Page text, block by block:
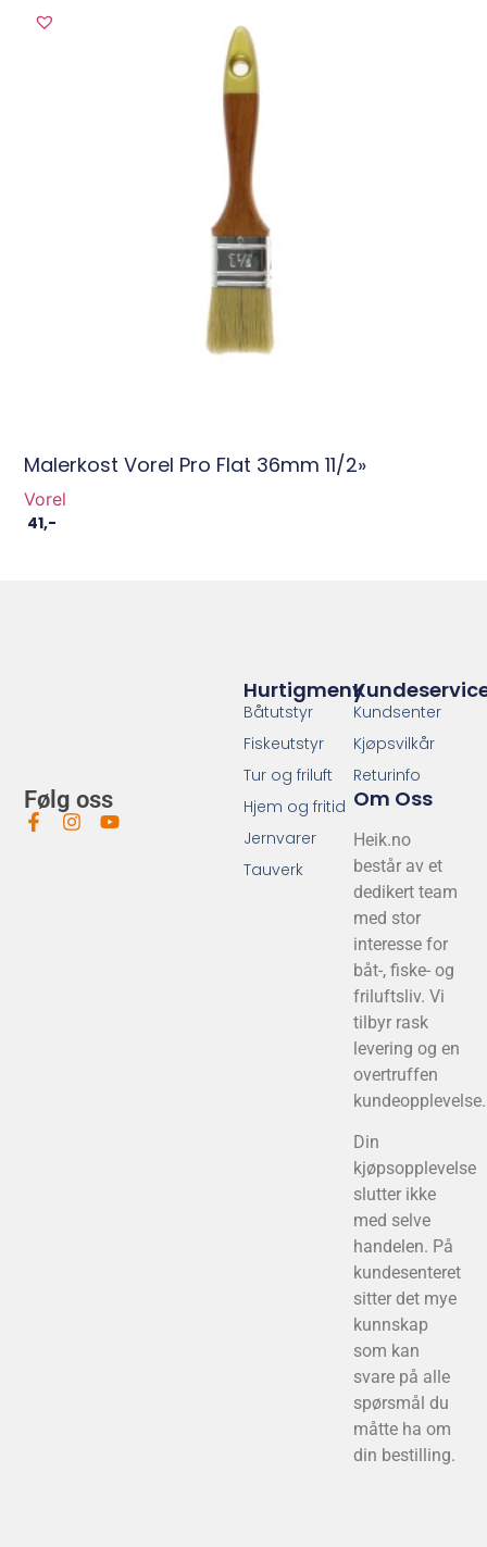
Malerkost Vorel Pro Flat 36mm 11/2»
Vorel
41,-
Følg oss
Kundsenter
Kjøpsvilkår
Returinfo
Om Oss
Heik.no
består av et
dedikert team
med stor
interesse for
båt-, fiske- og
friluftsliv. Vi
tilbyr rask
levering og en
overtruffen
kundeopplevelse.
Din
kjøpsopplevelse
slutter ikke
med selve
handelen. På
kundesenteret
sitter det mye
kunnskap
som kan
svare på alle
spørsmål du
måtte ha om
din bestilling.
Hurtigmeny
Båtutstyr
Fiskeutstyr
Tur og friluft
Hjem og fritid
Jernvarer
Tauverk